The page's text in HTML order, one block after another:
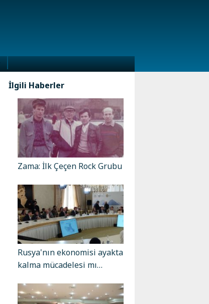
İlgili Haberler
Zama: İlk Çeçen Rock Grubu
Rusya'nın ekonomisi ayakta
kalma mücadelesi mı…